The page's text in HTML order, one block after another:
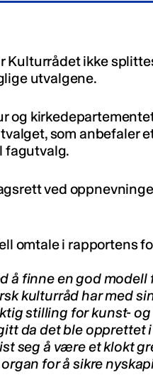
Kulturrådet ikke
utvalgene.
og
som anbefaler
fagutvalg.
ved
omtale i rapportens
å finne en god modell
kulturråd har med
stilling for kunst-
da det ble opprettet i
seg å være et klokt
for å sikre